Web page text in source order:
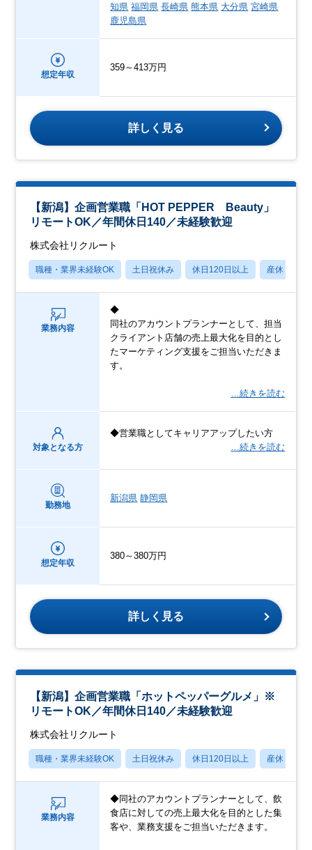
知県 福岡県 長崎県 熊本県 大分県 宮崎県
鹿児島県
想定年収
359～413万円
詳しく見る
【新潟】企画営業職「HOT PEPPER Beauty」
リモートOK／年間休日140／未経験歓迎
株式会社リクルート
職種・業界未経験OK 土日祝休み 休日120日以上 産休・育休
業務内容
◆
同社のアカウントプランナーとして、担当
クライアント店舗の売上最大化を目的とし
たマーケティング支援をご担当いただきま
す。
…続きを読む
対象となる方
◆営業職としてキャリアアップしたい方
…続きを読む
勤務地
新潟県 静岡県
想定年収
380～380万円
詳しく見る
【新潟】企画営業職「ホットペッパーグルメ」※
リモートOK／年間休日140／未経験歓迎
株式会社リクルート
職種・業界未経験OK 土日祝休み 休日120日以上 産休・育休
業務内容
◆同社のアカウントプランナーとして、飲
食店に対しての売上最大化を目的とした集
客や、業務支援をご担当いただきます。